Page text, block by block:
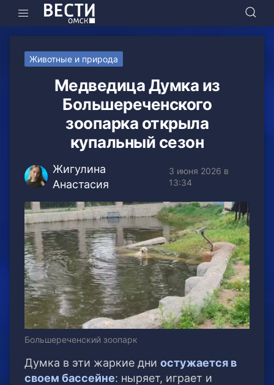
Животные и природа
Медведица Думка из
Большереченского
зоопарка открыла
купальный сезон
Жигулина
Анастасия
3 июня 2026 в
13:34
Большереченский зоопарк
Думка в эти жаркие дни остужается в
своем бассейне: ныряет, играет и